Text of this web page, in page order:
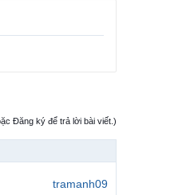
Đăng ký để trả lời bài viết.)
tramanh09